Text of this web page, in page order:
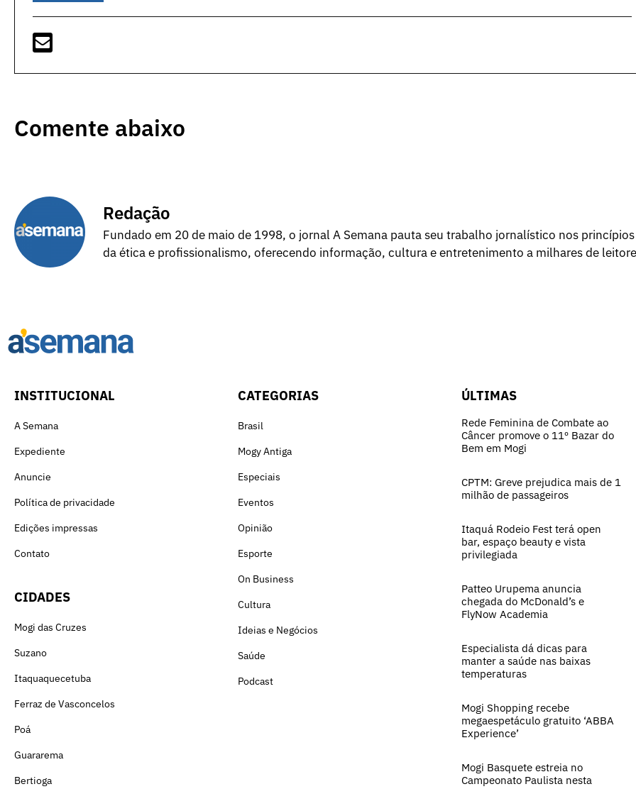
Comente abaixo
Redação
Fundado em 20 de maio de 1998, o jornal A Semana pauta seu trabalho jornalístico nos princípios
da ética e profissionalismo, oferecendo informação, cultura e entretenimento a milhares de
INSTITUCIONAL
A Semana
Expediente
Anuncie
Política de privacidade
Edições impressas
Contato
CIDADES
Mogi das Cruzes
Suzano
Itaquaquecetuba
Ferraz de Vasconcelos
Poá
Guararema
Bertioga
CATEGORIAS
Brasil
Mogy Antiga
Especiais
Eventos
Opinião
Esporte
On Business
Cultura
Ideias e Negócios
Saúde
Podcast
ÚLTIMAS
Rede Feminina de Combate ao
Câncer promove o 11º Bazar do
Bem em Mogi
CPTM: Greve prejudica mais de 1
milhão de passageiros
Itaquá Rodeio Fest terá open
bar, espaço beauty e vista
privilegiada
Patteo Urupema anuncia
chegada do McDonald’s e
FlyNow Academia
Especialista dá dicas para
manter a saúde nas baixas
temperaturas
Mogi Shopping recebe
megaespetáculo gratuito ‘ABBA
Experience’
Mogi Basquete estreia no
Campeonato Paulista nesta